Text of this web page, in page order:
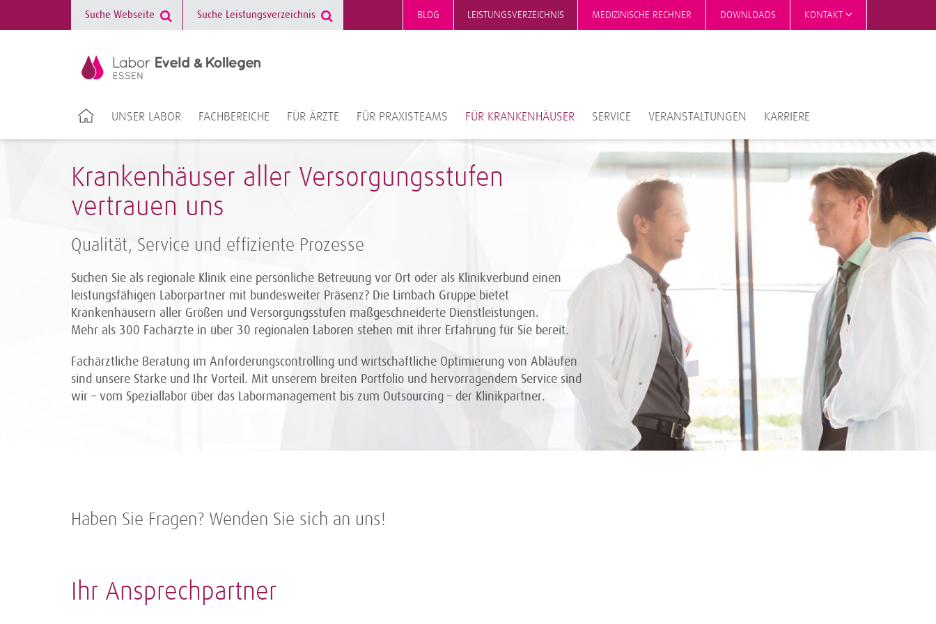
BLOG LEISTUNGSVERZEICHNIS MEDIZINISCHE RECHNER DOWNLOADS KONTAKT
UNSER LABOR FACHBEREICHE FÜR ÄRZTE FÜR PRAXISTEAMS FÜR KRANKENHÄUSER SERVICE VERANSTALTUNGEN KARRIERE
Krankenhäuser aller Versorgungsstufen
vertrauen uns
Qualität, Service und effiziente Prozesse
Suchen Sie als regionale Klinik eine persönliche Betreuung vor Ort oder als Klinikverbund einen
leistungsfähigen Laborpartner mit bundesweiter Präsenz? Die Limbach Gruppe bietet
Krankenhäusern aller Größen und Versorgungsstufen maßgeschneiderte Dienstleistungen.
Mehr als 300 Fachärzte in über 30 regionalen Laboren stehen mit ihrer Erfahrung für Sie bereit.
Fachärztliche Beratung im Anforderungscontrolling und wirtschaftliche Optimierung von Abläufen
sind unsere Stärke und Ihr Vorteil. Mit unserem breiten Portfolio und hervorragendem Service sind
wir – vom Speziallabor über das Labormanagement bis zum Outsourcing – der Klinikpartner.
Haben Sie Fragen? Wenden Sie sich an uns!
Ihr Ansprechpartner